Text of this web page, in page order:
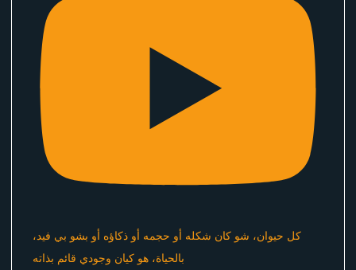
كل حيوان، شو كان شكله أو حجمه أو ذكاؤه أو بشو بي فيد،
بالحياة، هو كيان وجودي قائم بذاته